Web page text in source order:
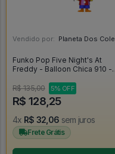
Vendido por: Planeta Dos Colecionaveis - SP
Funko Pop Five Night's At
Freddy - Balloon Chica 910 -
R$ 135,00
5% OFF
R$ 128,25
4x R$ 32,06 sem juros
Frete Grátis